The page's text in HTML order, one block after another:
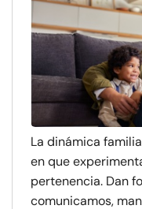
La dinámica
en que
pertenencia. Dan
comunicamos,